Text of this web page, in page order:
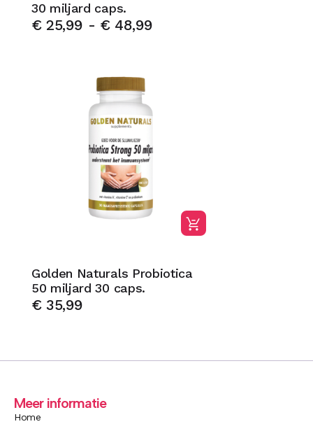
30 miljard caps.
€25,99 - €48,99
Golden Naturals Probiotica
50 miljard 30 caps.
€35,99
Meer informatie
Home